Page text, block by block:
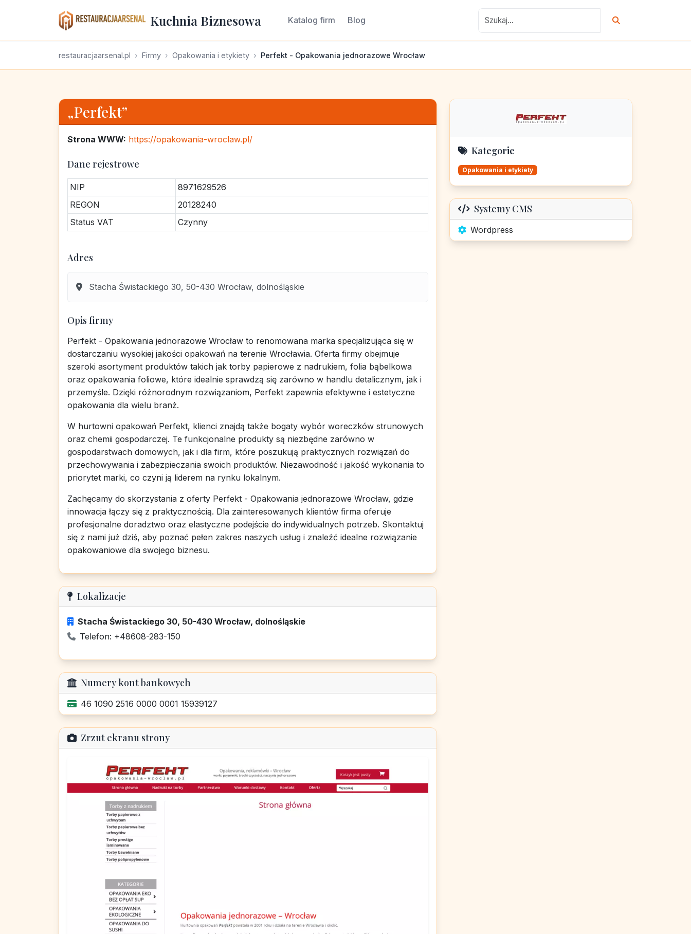
Kuchnia Biznesowa Katalog firm Blog
restauracjaarsenal.pl Firmy Opakowania i etykiety Perfekt - Opakowania jednorazowe Wrocław
„Perfekt”
Strona WWW: https://opakowania-wroclaw.pl/
Dane rejestrowe
NIP
8971629526
REGON
20128240
Status VAT
Czynny
Adres
Stacha Świstackiego 30, 50-430 Wrocław, dolnośląskie
Opis firmy
Perfekt - Opakowania jednorazowe Wrocław to renomowana marka specjalizująca się w
dostarczaniu wysokiej jakości opakowań na terenie Wrocławia. Oferta firmy obejmuje
szeroki asortyment produktów takich jak torby papierowe z nadrukiem, folia bąbelkowa
oraz opakowania foliowe, które idealnie sprawdzą się zarówno w handlu detalicznym, jak i
przemyśle. Dzięki różnorodnym rozwiązaniom, Perfekt zapewnia efektywne i estetyczne
opakowania dla wielu branż.
W hurtowni opakowań Perfekt, klienci znajdą także bogaty wybór woreczków strunowych
oraz chemii gospodarczej. Te funkcjonalne produkty są niezbędne zarówno w
gospodarstwach domowych, jak i dla firm, które poszukują praktycznych rozwiązań do
przechowywania i zabezpieczania swoich produktów. Niezawodność i jakość wykonania to
priorytet marki, co czyni ją liderem na rynku lokalnym.
Zachęcamy do skorzystania z oferty Perfekt - Opakowania jednorazowe Wrocław, gdzie
innowacja łączy się z praktycznością. Dla zainteresowanych klientów firma oferuje
profesjonalne doradztwo oraz elastyczne podejście do indywidualnych potrzeb. Skontaktuj
się z nami już dziś, aby poznać pełen zakres naszych usług i znaleźć idealne rozwiązanie
opakowaniowe dla swojego biznesu.
Lokalizacje
Stacha Świstackiego 30, 50-430 Wrocław, dolnośląskie
Telefon: +48608-283-150
Numery kont bankowych
46 1090 2516 0000 0001 15939127
Zrzut ekranu strony
Kategorie
Opakowania i etykiety
Systemy CMS
Wordpress